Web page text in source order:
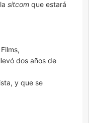
sitcom que estará
dos años de
y que se